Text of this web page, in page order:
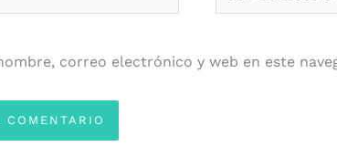
electrónico*
correo electrónico y web en este